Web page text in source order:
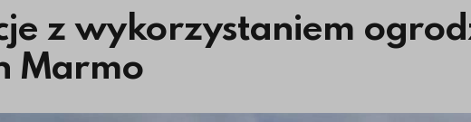
z wykorzystaniem
Marmo